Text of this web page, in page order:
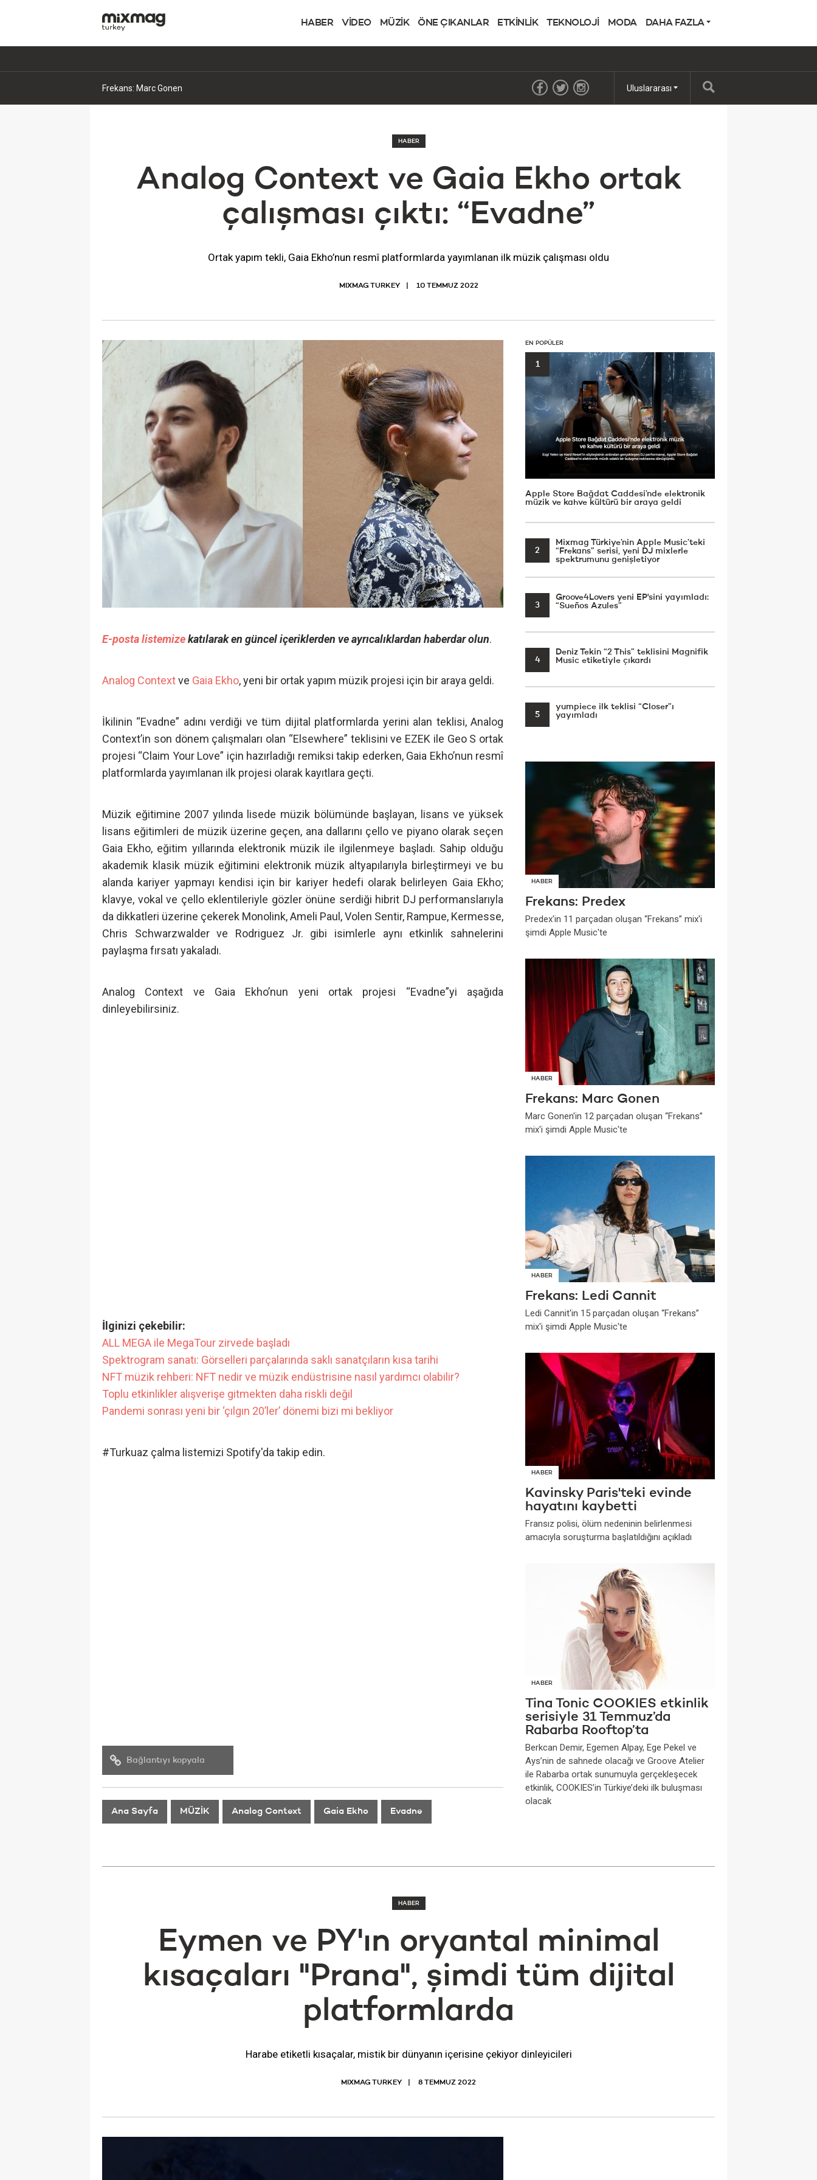
HABER VİDEO MÜZİK ÖNE ÇIKANLAR ETKİNLİK TEKNOLOJİ MODA DAHA FAZLA
Frekans: Marc Gonen Uluslararası
HABER
Analog Context ve Gaia Ekho ortak
çalışması çıktı: “Evadne”
Ortak yapım tekli, Gaia Ekho’nun resmî platformlarda yayımlanan ilk müzik çalışması oldu
MIXMAG TURKEY 10 TEMMUZ 2022
E-posta listemizekatılarak en güncel içeriklerden ve ayrıcalıklardan haberdar olun.
Analog Contextve Gaia Ekho, yeni bir ortak yapım müzik projesi için bir araya geldi.
İkilinin “Evadne” adını verdiği ve tüm dijital platformlarda yerini alan teklisi, Analog
Context’in son dönem çalışmaları olan “Elsewhere” teklisini ve EZEK ile Geo S ortak
projesi “Claim Your Love” için hazırladığı remiksi takip ederken, Gaia Ekho’nun resmî
platformlarda yayımlanan ilk projesi olarak kayıtlara geçti.
Müzik eğitimine 2007 yılında lisede müzik bölümünde başlayan, lisans ve yüksek
lisans eğitimleri de müzik üzerine geçen, ana dallarını çello ve piyano olarak seçen
Gaia Ekho, eğitim yıllarında elektronik müzik ile ilgilenmeye başladı. Sahip olduğu
akademik klasik müzik eğitimini elektronik müzik altyapılarıyla birleştirmeyi ve bu
alanda kariyer yapmayı kendisi için bir kariyer hedefi olarak belirleyen Gaia Ekho;
klavye, vokal ve çello eklentileriyle gözler önüne serdiği hibrit DJ performanslarıyla
da dikkatleri üzerine çekerek Monolink, Ameli Paul, Volen Sentir, Rampue, Kermesse,
Chris Schwarzwalder ve Rodriguez Jr. gibi isimlerle aynı etkinlik sahnelerini
paylaşma fırsatı yakaladı.
Analog Context ve Gaia Ekho’nun yeni ortak projesi “Evadne”yi aşağıda
dinleyebilirsiniz.
İlginizi çekebilir:
ALL MEGA ile MegaTour zirvede başladı
Spektrogram sanatı: Görselleri parçalarında saklı sanatçıların kısa tarihi
NFT müzik rehberi: NFT nedir ve müzik endüstrisine nasıl yardımcı olabilir?
Toplu etkinlikler alışverişe gitmekten daha riskli değil
Pandemi sonrası yeni bir ‘çılgın 20’ler’ dönemi bizi mi bekliyor
#Turkuaz çalma listemizi Spotify'da takip edin.
Bağlantıyı kopyala
Ana Sayfa MÜZİK Analog Context Gaia Ekho Evadne
EN POPÜLER
1
Apple Store Bağdat Caddesi’nde elektronik
müzik ve kahve kültürü bir araya geldi
2
Mixmag Türkiye’nin Apple Music’teki
“Frekans” serisi, yeni DJ mixlerle
spektrumunu genişletiyor
3
Groove4Lovers yeni EP'sini yayımladı:
“Sueños Azules”
4
Deniz Tekin “2 This” teklisini Magnifik
Music etiketiyle çıkardı
5
yumpiece ilk teklisi “Closer”ı
yayımladı
HABER
Frekans: Predex
Predex'in 11 parçadan oluşan “Frekans” mix'i
şimdi Apple Music'te
HABER
Frekans: Marc Gonen
Marc Gonen'in 12 parçadan oluşan “Frekans”
mix'i şimdi Apple Music'te
HABER
Frekans: Ledi Cannit
Ledi Cannit'in 15 parçadan oluşan “Frekans”
mix'i şimdi Apple Music'te
HABER
Kavinsky Paris'teki evinde
hayatını kaybetti
Fransız polisi, ölüm nedeninin belirlenmesi
amacıyla soruşturma başlatıldığını açıkladı
HABER
Tina Tonic COOKIES etkinlik
serisiyle 31 Temmuz’da
Rabarba Rooftop’ta
Berkcan Demir, Egemen Alpay, Ege Pekel ve
Ays’nin de sahnede olacağı ve Groove Atelier
ile Rabarba ortak sunumuyla gerçekleşecek
etkinlik, COOKIES’in Türkiye’deki ilk buluşması
olacak
HABER
Eymen ve PY'ın oryantal minimal
kısaçaları "Prana", şimdi tüm dijital
platformlarda
Harabe etiketli kısaçalar, mistik bir dünyanın içerisine çekiyor dinleyicileri
MIXMAG TURKEY 8 TEMMUZ 2022